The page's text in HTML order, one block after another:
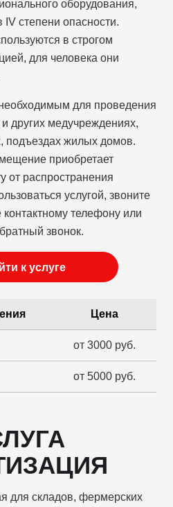
оборудования,
степени опасности.
в строгом
для человека они
для проведения
других медучреждениях,
подъездах жилых домов.
приобретает
от распространения
услугой, звоните
контактному телефону или
звонок.
к услуге
Цена
от 3000 руб.
от 5000 руб.
для складов, фермерских